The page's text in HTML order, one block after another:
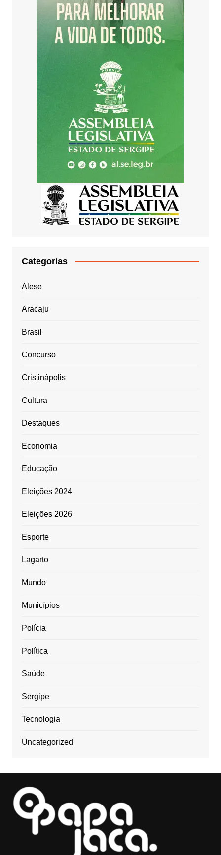
Categorias
Alese
Aracaju
Brasil
Concurso
Cristinápolis
Cultura
Destaques
Economia
Educação
Eleições 2024
Eleições 2026
Esporte
Lagarto
Mundo
Municípios
Polícia
Política
Saúde
Sergipe
Tecnologia
Uncategorized